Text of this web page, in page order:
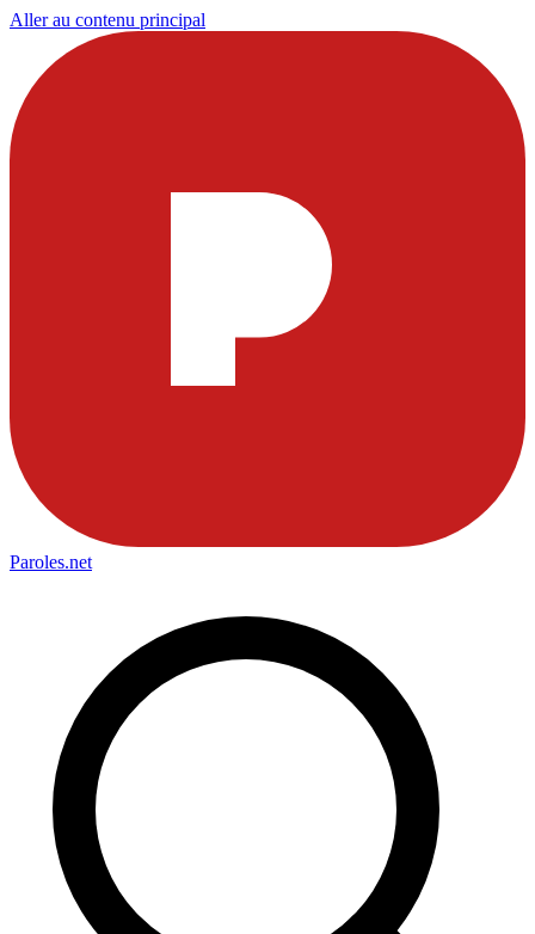
Aller au contenu principal
Paroles.net